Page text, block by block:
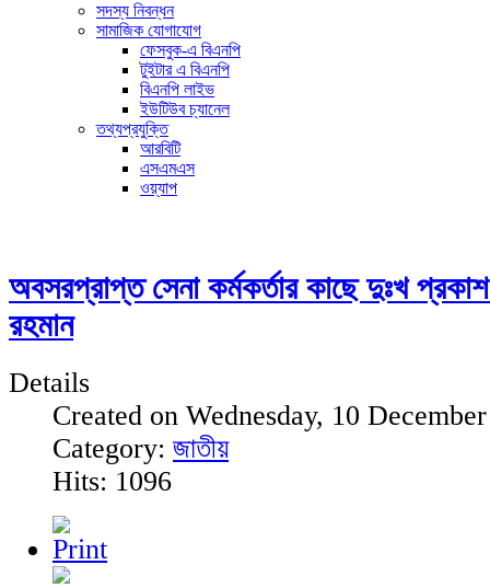
সদস্য নিবন্ধন
সামাজিক যোগাযোগ
ফেসবুক-এ বিএনপি
টুইটার এ বিএনপি
বিএনপি লাইভ
ইউটিউব চ্যানেল
তথ্যপ্রযুক্তি
আরবিটি
এসএমএস
ওয়্যাপ
অবসরপ্রাপ্ত সেনা কর্মকর্তার কাছে দুঃখ
রহমান
Details
Created on Wednesday, 10
Category: জাতীয়
Hits: 1096